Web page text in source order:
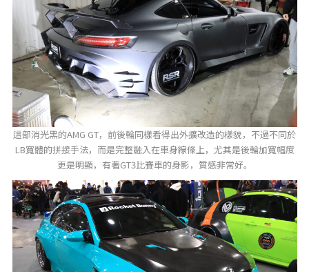
這部消光黑的AMG GT，前後輪同樣看得出外擴改造的樣貌，不過不同於
LB寬體的拼接手法，而是完整融入在車身線條上，尤其是後輪加寬幅度
更是明顯，有著GT3比賽車的身影，質感非常好。